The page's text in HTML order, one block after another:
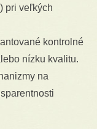
pri veľkých
kontrolné
nízku kvalitu.
na